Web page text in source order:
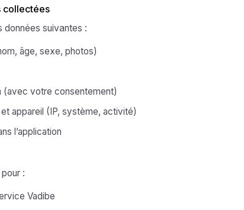
collectées
données suivantes :
âge, sexe, photos)
(avec votre consentement)
appareil (IP, système, activité)
l’application
:
Vadibe